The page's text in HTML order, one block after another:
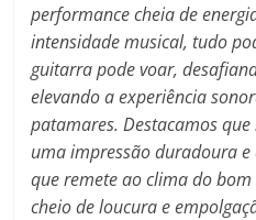
performance cheia de
intensidade musical, tudo
guitarra pode voar,
elevando a experiência
patamares. Destacamos
uma impressão duradoura
que remete ao clima do
cheio de loucura e